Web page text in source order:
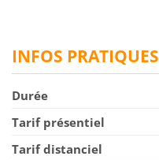
INFOS PRATIQUES
Durée
Tarif présentiel
Tarif distanciel